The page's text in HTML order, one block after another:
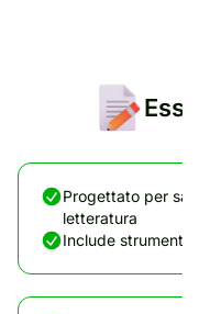
Progettato per
letteratura
Include strumenti